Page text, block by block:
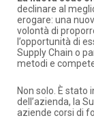
declinare al
erogare: una
volontà di
l’opportunità di
Supply Chain o
metodi e
Non solo. È stato
dell’azienda, la
aziende corsi di